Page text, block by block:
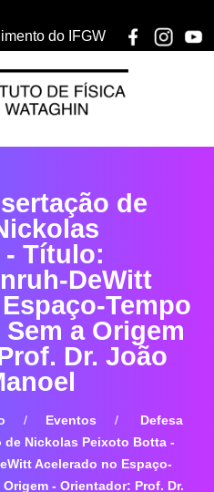
do IFGW
de
Título:
DeWitt
Tempo
a Origem
Dr. João
Eventos
Defesa
de Nickolas Peixoto Botta -
Acelerado no Espaço-
- Orientador: Prof. Dr.